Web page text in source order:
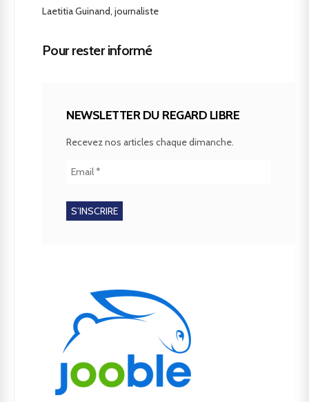
Laetitia Guinand, journaliste
Pour rester informé
NEWSLETTER DU REGARD LIBRE
Recevez nos articles chaque dimanche.